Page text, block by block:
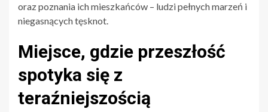
oraz poznania ich mieszkańców – ludzi pełnych marzeń i
niegasnących tęsknot.
Miejsce, gdzie przeszłość
spotyka się z
teraźniejszością